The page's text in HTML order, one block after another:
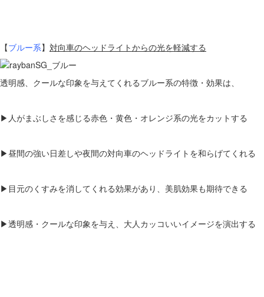
【ブルー系】 対向車のヘッドライトからの光を軽減する
透明感、クールな印象を与えてくれるブルー系の特徴・効果は、
▶人がまぶしさを感じる赤色・黄色・オレンジ系の光をカットする
▶昼間の強い日差しや夜間の対向車のヘッドライトを和らげてくれる
▶目元のくすみを消してくれる効果があり、美肌効果も期待できる
▶透明感・クールな印象を与え、大人カッコいいイメージを演出する